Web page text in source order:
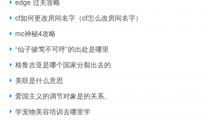
cf如何更改房间名字（cf怎么改房间名字）
mc神秘4攻略
“仙子骖莺不可呼”的出处是哪里
格鲁吉亚是哪个国家分裂出去的
美联是什么意思
爱国主义的调节对象是的关系。
学宠物美容培训去哪里学